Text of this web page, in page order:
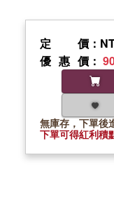
定價 ：
優惠價 ：
無庫存，下單後
下單可得紅利積